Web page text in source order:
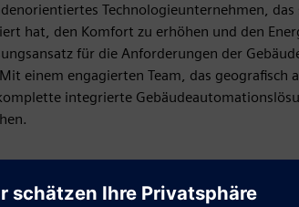
Technologieunternehmen, das
hat, den Komfort zu erhöhen und den
für die Anforderungen der
einem engagierten Team, das geografisch
integrierte